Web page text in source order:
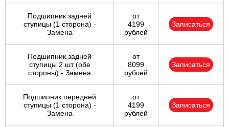
Подшипник задней
ступицы (1 сторона) -
Замена
от
4199
рублей
Записаться
Подшипник задней
ступицы 2 шт (обе
стороны) - Замена
от
8099
рублей
Записаться
Подшипник передней
ступицы (1 сторона) -
Замена
от
4199
рублей
Записаться